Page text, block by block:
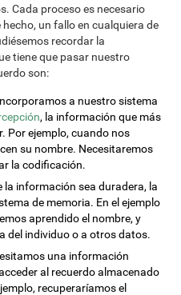
Cada proceso es necesario
un fallo en cualquiera de
recordar la
tiene que pasar nuestro
son:
a nuestro sistema
, la información que más
Por ejemplo, cuando nos
su nombre. Necesitaremos
la codificación.
la información sea duradera, la
de memoria. En el ejemplo
aprendido el nombre, y
del individuo o a otros datos.
una información
al recuerdo almacenado
recuperaríamos el